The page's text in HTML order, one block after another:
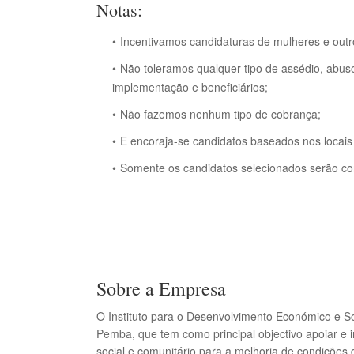
Notas:
Incentivamos candidaturas de mulheres e
Não toleramos qualquer tipo de assédio,
implementação e beneficiários;
Não fazemos nenhum tipo de cobrança;
E encoraja-se candidatos baseados nos
Somente os candidatos selecionados serão
Sobre a Empresa
O Instituto para o Desenvolvimento Económico e
Pemba, que tem como principal objectivo apoiar
social e comunitário para a melhoria de condições